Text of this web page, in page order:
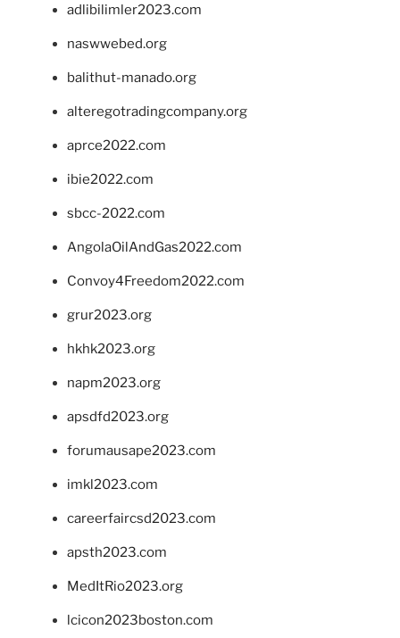
adlibilimler2023.com
naswwebed.org
balithut-manado.org
alteregotradingcompany.org
aprce2022.com
ibie2022.com
sbcc-2022.com
AngolaOilAndGas2022.com
Convoy4Freedom2022.com
grur2023.org
hkhk2023.org
napm2023.org
apsdfd2023.org
forumausape2023.com
imkl2023.com
careerfaircsd2023.com
apsth2023.com
MedItRio2023.org
lcicon2023boston.com